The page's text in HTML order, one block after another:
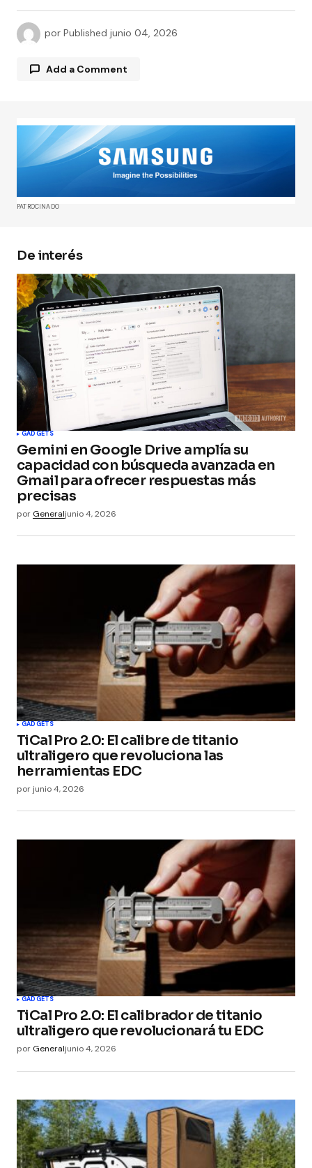
por Published junio 04, 2026
Add a Comment
Tu dirección de correo electrónico no será
publicada.Los campos obligatorios están
marcados con*
Comment*
Your Name*
Your E-mail*
Guarda mi nombre, correo electrónico y web en
este navegador para la próxima vez que
comente.
Submit Comment
PATROCINADO
De interés
GADGETS
Gemini en Google Drive amplía su
capacidad con búsqueda avanzada en
Gmail para ofrecer respuestas más
precisas
por Generaljunio 4, 2026
GADGETS
TiCal Pro 2.0: El calibre de titanio
ultraligero que revoluciona las
herramientas EDC
por junio 4, 2026
GADGETS
TiCal Pro 2.0: El calibrador de titanio
ultraligero que revolucionará tu EDC
por Generaljunio 4, 2026